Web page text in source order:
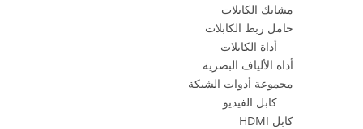
مشابك الكابلات
حامل ربط الكابلات
أداة الكابلات
أداة الألياف البصرية
مجموعة أدوات الشبكة
كابل الفيديو
كابل HDMI